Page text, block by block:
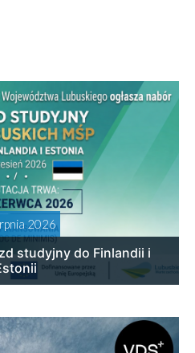
2026
studyjny do Finlandii i